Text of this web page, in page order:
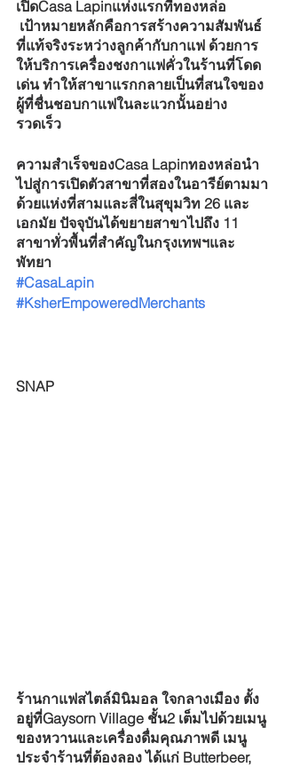
เปิดCasa Lapinแห่งแรกที่ทองหล่อ
ที่แท้จริงระหว่างลูกค้ากับกาแฟ ด้วยการ
ให้บริการเครื่องชงกาแฟคั่วในร้านที่โดด
เด่น ทำให้สาขาแรกกลายเป็นที่สนใจของ
ผู้ที่ชื่นชอบกาแฟในละแวกนั้นอย่าง
รวดเร็ว
ความสำเร็จของCasa Lapinทองหล่อนำ
ไปสู่การเปิดตัวสาขาที่สองในอารีย์ตามมา
ด้วยแห่งที่สามและสี่ในสุขุมวิท 26 และ
เอกมัย ปัจจุบันได้ขยายสาขาไปถึง 11
สาขาทั่วพื้นที่สำคัญในกรุงเทพฯและ
พัทยา
#CasaLapin
#KsherEmpoweredMerchants
SNAP
ร้านกาแฟสไตล์มินิมอล ใจกลางเมือง ตั้ง
อยู่ที่Gaysorn Village ชั้น2 เต็มไปด้วยเมนู
ของหวานและเครื่องดื่มคุณภาพดี เมนู
ประจำร้านที่ต้องลอง ได้แก่ Butterbeer,